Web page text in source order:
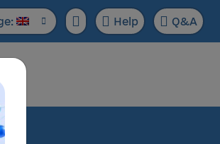
Help Q&A